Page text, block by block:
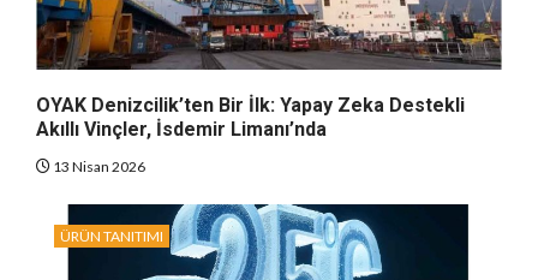
OYAK Denizcilik’ten Bir İlk: Yapay Zeka Destekli
Akıllı Vinçler, İsdemir Limanı’nda
13 Nisan 2026
ÜRÜN TANITIMI